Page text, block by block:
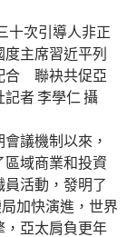
十次引導人非正
主席習近平列
合 聯袂共促亞
者 李學仁 攝
議機制以來，
域商業和投資
活動，發明了
加快演進，世界
，亞太肩負更年